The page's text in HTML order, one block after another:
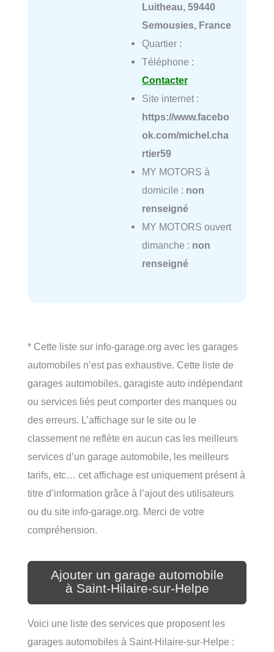
Luitheau, 59440
Semousies, France
Quartier :
Téléphone :
Contacter
Site internet :
https://www.facebo
ok.com/michel.cha
rtier59
MY MOTORS à
domicile : non
renseigné
MY MOTORS ouvert
dimanche : non
renseigné
* Cette liste sur info-garage.org avec les garages
automobiles n’est pas exhaustive. Cette liste de
garages automobiles, garagiste auto indépendant
ou services liés peut comporter des manques ou
des erreurs. L’affichage sur le site ou le
classement ne reflète en aucun cas les meilleurs
services d’un garage automobile, les meilleurs
tarifs, etc… cet affichage est uniquement présent à
titre d’information grâce à l’ajout des utilisateurs
ou du site info-garage.org. Merci de votre
compréhension.
Ajouter un garage automobile
à Saint-Hilaire-sur-Helpe
Voici une liste des services que proposent les
garages automobiles à Saint-Hilaire-sur-Helpe :